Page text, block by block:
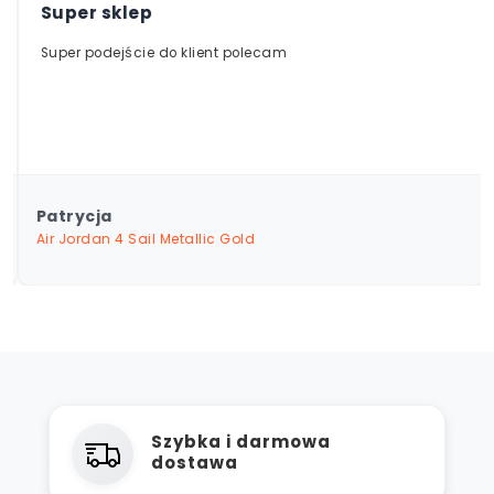
Super sklep
Super podejście do klient polecam
Patrycja
Air Jordan 4 Sail Metallic Gold
Szybka i darmowa
dostawa